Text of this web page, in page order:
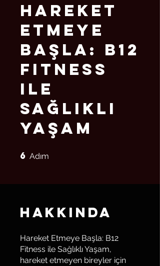
Hareket
Etmeye
Başla: B12
Fitness
ile
Sağlıklı
Yaşam
6 Adım
Hakkında
Hareket Etmeye Başla: B12
Fitness ile Sağlıklı Yaşam,
hareket etmeyen bireyler için